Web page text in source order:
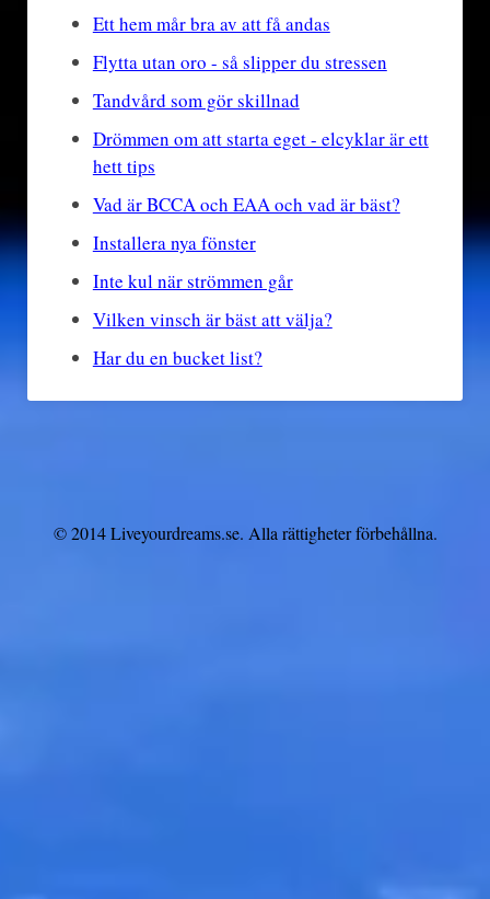
Ett hem mår bra av att få andas
Flytta utan oro - så slipper du stressen
Tandvård som gör skillnad
Drömmen om att starta eget - elcyklar är ett
hett tips
Vad är BCCA och EAA och vad är bäst?
Installera nya fönster
Inte kul när strömmen går
Vilken vinsch är bäst att välja?
Har du en bucket list?
© 2014 Liveyourdreams.se. Alla rättigheter förbehållna.